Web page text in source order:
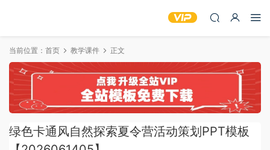
当前位置： 首页 教学课件 正文
绿色卡通风自然探索夏令营活动策划PPT模板